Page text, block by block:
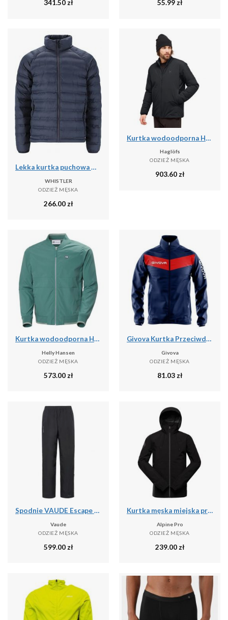
341.50zł 55.99zł
Lekka kurtka puchowa Whistler Froze
WHISTLER
ODZIEŻ MĘSKA
266.00 zł
Kurtka wodoodporna Haglöfs Mimic Alert
Haglöfs
ODZIEŻ MĘSKA
903.60zł
Kurtka wodoodporna Helly Hansen Marine
Helly Hansen
ODZIEŻ MĘSKA
573.00 zł
Givova Kurtka Przeciwdeszczowa Niebieska - 2XL - Wodoodporna
Givova
ODZIEŻ MĘSKA
81.03 zł
Spodnie VAUDE Escape Bike
Vaude
ODZIEŻ MĘSKA
599.00 zł
Kurtka męska miejska przeciwdeszczowa Alpine Pro Remon
Alpine Pro
ODZIEŻ MĘSKA
239.00 zł